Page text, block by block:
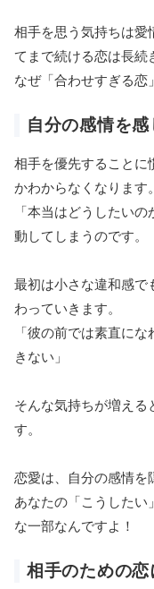
相手を思う気持ちは愛
てまで続ける恋は長続
なぜ「合わせすぎる恋
自分の感情を
相手を優先することに
かわからなくなります。
「本当はどうしたい
動してしまうのです。
最初は小さな違和感で
わっていきます。
「彼の前では素直に
きない」
そんな気持ちが増える
す。
恋愛は、自分の感情を
あなたの「こうしたい
な一部なんですよ！
相手のための恋